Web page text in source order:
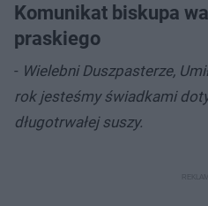
Komunikat biskupa
praskiego
- Wielebni Duszpasterze,
rok jesteśmy świadkami
długotrwałej suszy.